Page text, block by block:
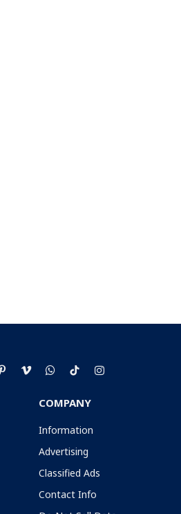
PinterestVimeoWhatsApp
TikTokInstagram
COMPANY
Information
Advertising
Classified Ads
Contact Info